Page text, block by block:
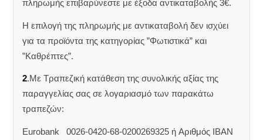
πληρωμής επιβαρύνεστε με έξοδα αντικαταβολής 3€.
Η επιλογή της πληρωμής με αντικαταβολή δεν ισχύει
για τα προϊόντα της κατηγορίας ”Φωτιστικά” και
”Καθρέπτες”.
2.Με Τραπεζική κατάθεση της συνολικής αξίας της
παραγγελίας σας σε λογαριασμό των παρακάτω
τραπεζών:
Eurobank 0026-0420-68-0200269325 ή Aριθμός IBAN